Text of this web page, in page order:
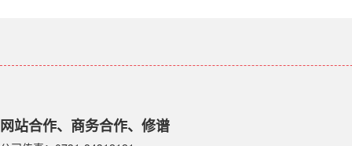
网站合作、商务合作、修谱